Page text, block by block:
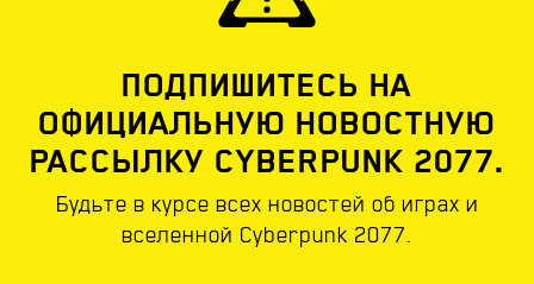
ПОДПИШИТЕСЬ НА
ОФИЦИАЛЬНУЮ НОВОСТНУЮ
РАССЫЛКУ CYBERPUNK 2077.
Будьте в курсе всех новостей об играх и
вселенной Cyberpunk 2077.